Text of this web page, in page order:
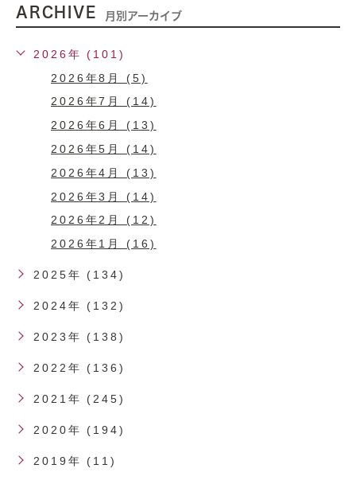
ARCHIVE 月別アーカイブ
2026年 (101)
2026年8月 (5)
2026年7月 (14)
2026年6月 (13)
2026年5月 (14)
2026年4月 (13)
2026年3月 (14)
2026年2月 (12)
2026年1月 (16)
2025年 (134)
2024年 (132)
2023年 (138)
2022年 (136)
2021年 (245)
2020年 (194)
2019年 (11)